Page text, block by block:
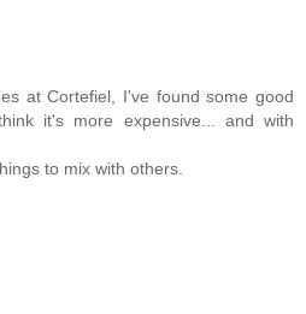
at Cortefiel, I've found some good
it's more expensive... and with
to mix with others.